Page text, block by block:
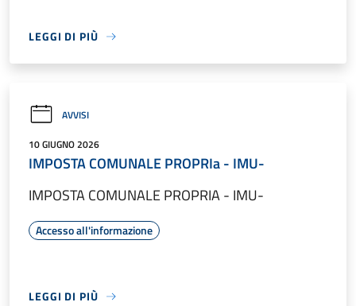
LEGGI DI PIÙ
AVVISI
10 GIUGNO 2026
IMPOSTA COMUNALE PROPRIa - IMU-
IMPOSTA COMUNALE PROPRIA - IMU-
Accesso all'informazione
LEGGI DI PIÙ